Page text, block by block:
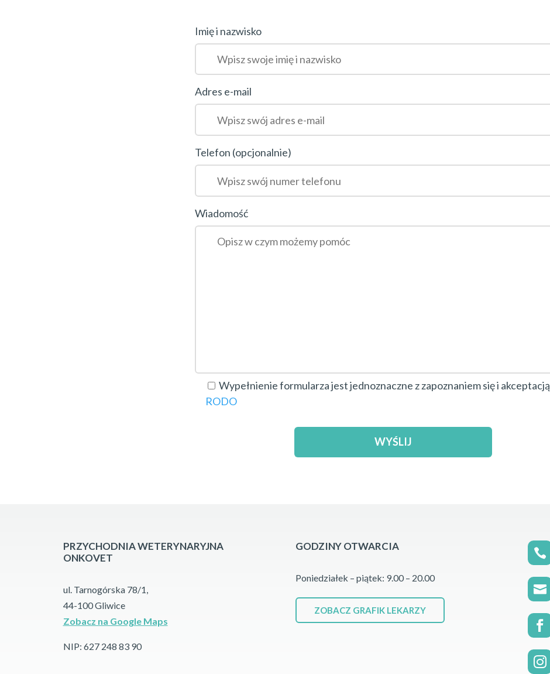
Imię i nazwisko
Adres e-mail
Telefon (opcjonalnie)
Wiadomość
Wypełnienie formularza jest jednoznaczne z zapoznaniem się i akceptacją
RODO
PRZYCHODNIA WETERYNARYJNA
ONKOVET
ul. Tarnogórska 78/1,
44-100 Gliwice
Zobacz na Google Maps
NIP: 627 248 83 90
GODZINY OTWARCIA
Poniedziałek – piątek: 9.00 – 20.00
ZOBACZ GRAFIK LEKARZY



